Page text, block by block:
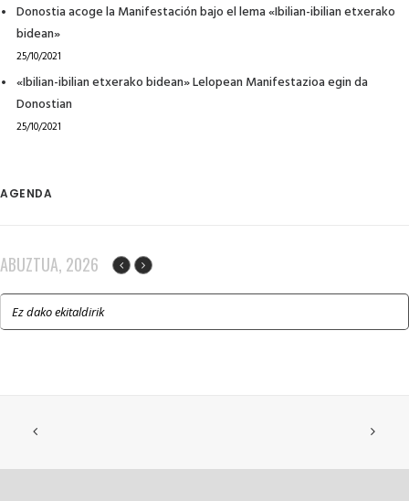
Donostia acoge la Manifestación bajo el lema «Ibilian-ibilian etxerako
bidean»
25/10/2021
«Ibilian-ibilian etxerako bidean» Lelopean Manifestazioa egin da
Donostian
25/10/2021
AGENDA
ABUZTUA, 2026
Ez dako ekitaldirik